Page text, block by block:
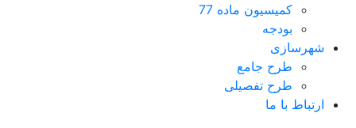
کمیسیون ماده 77
بودجه
شهرسازی
طرح جامع
طرح تفصیلی
ارتباط با ما